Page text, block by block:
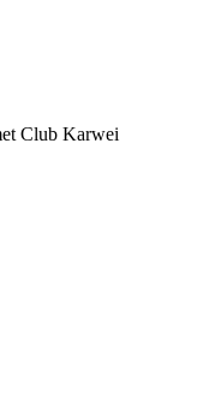
Club Karwei